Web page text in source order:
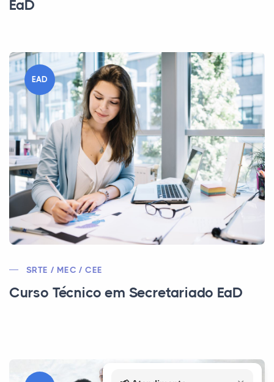
EaD
EAD
SRTE / MEC / CEE
Curso Técnico em Secretariado EaD